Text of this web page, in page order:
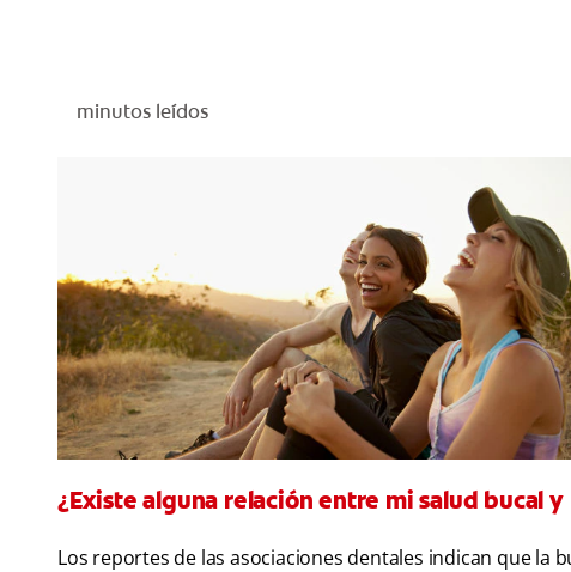
minutos leídos
¿Existe alguna relación entre mi salud bucal
Los reportes de las asociaciones dentales indican que la